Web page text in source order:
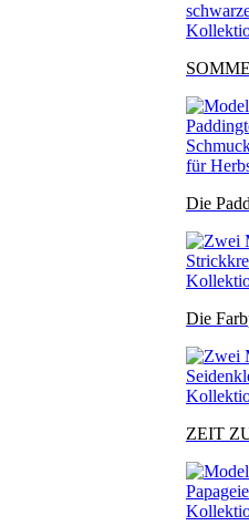
Die
Die
ZEIT